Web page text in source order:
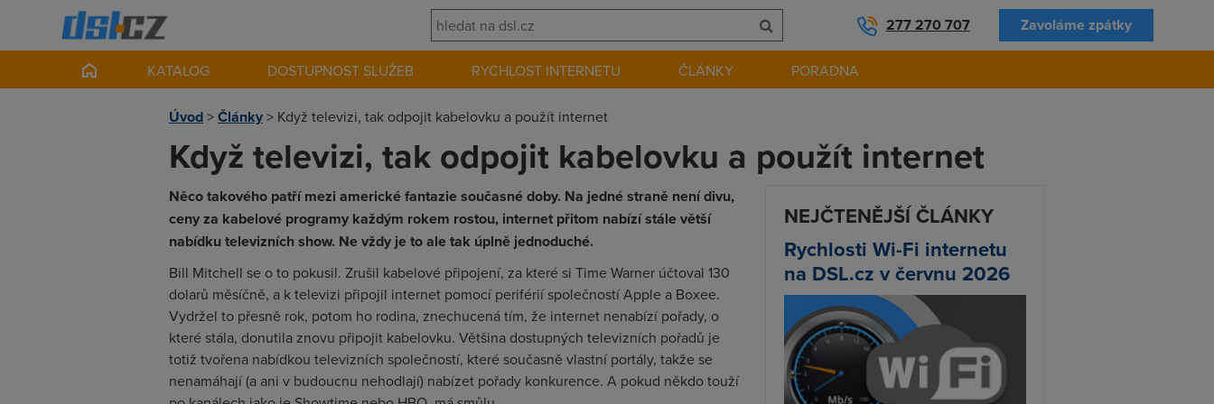
277 270 707 Zavoláme zpátky
KATALOG DOSTUPNOST SLUŽEB RYCHLOST INTERNETU ČLÁNKY PORADNA
Úvod>Články> Když televizi, tak odpojit kabelovku a použít internet
Když televizi, tak odpojit kabelovku a použít internet
Něco takového patří mezi americké fantazie současné doby. Na jedné straně není divu,
ceny za kabelové programy každým rokem rostou, internet přitom nabízí stále větší
nabídku televizních show. Ne vždy je to ale tak úplně jednoduché.
Bill Mitchell se o to pokusil. Zrušil kabelové připojení, za které si Time Warner účtoval 130
dolarů měsíčně, a k televizi připojil internet pomocí periférií společností Apple a Boxee.
Vydržel to přesně rok, potom ho rodina, znechucená tím, že internet nenabízí pořady, o
které stála, donutila znovu připojit kabelovku. Většina dostupných televizních pořadů je
totiž tvořena nabídkou televizních společností, které současně vlastní portály, takže se
nenamáhají (a ani v budoucnu nehodlají) nabízet pořady konkurence. A pokud někdo touží
NEJČTENĚJŠÍ ČLÁNKY
Rychlosti Wi-Fi internetu
na DSL.cz v červnu 2026